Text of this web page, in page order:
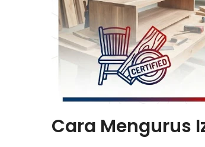
Cara Mengurus